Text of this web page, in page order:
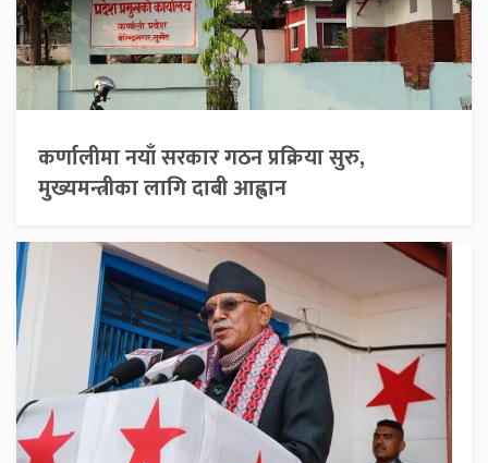
कर्णालीमा नयाँ सरकार गठन प्रक्रिया सुरु,
मुख्यमन्त्रीका लागि दाबी आह्वान